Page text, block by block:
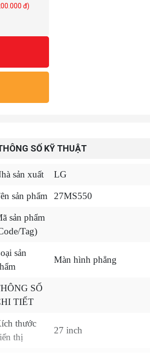
đ)
SỐ KỸ THUẬT
sản xuất LG
sản phẩm 27MS550
sản phẩm
Tag)
sản
Màn hình phẳng
SỐ
TIẾT
thước
thị
27 inch